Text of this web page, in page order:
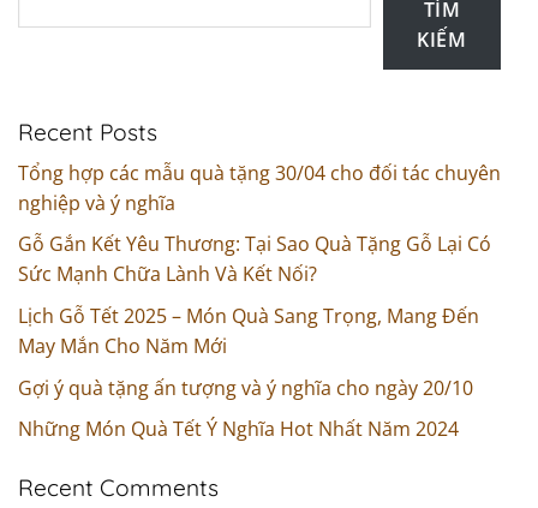
TÌM
KIẾM
Recent Posts
Tổng hợp các mẫu quà tặng 30/04 cho đối tác chuyên
nghiệp và ý nghĩa
Gỗ Gắn Kết Yêu Thương: Tại Sao Quà Tặng Gỗ Lại Có
Sức Mạnh Chữa Lành Và Kết Nối?
Lịch Gỗ Tết 2025 – Món Quà Sang Trọng, Mang Đến
May Mắn Cho Năm Mới
Gợi ý quà tặng ấn tượng và ý nghĩa cho ngày 20/10
Những Món Quà Tết Ý Nghĩa Hot Nhất Năm 2024
Recent Comments